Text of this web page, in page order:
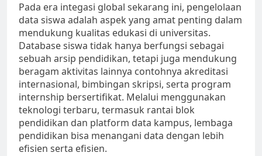
Pada era integasi global sekarang ini, pengelolaan
data siswa adalah aspek yang amat penting dalam
mendukung kualitas edukasi di universitas.
Database siswa tidak hanya berfungsi sebagai
sebuah arsip pendidikan, tetapi juga mendukung
beragam aktivitas lainnya contohnya akreditasi
internasional, bimbingan skripsi, serta program
internship bersertifikat. Melalui menggunakan
teknologi terbaru, termasuk rantai blok
pendidikan dan platform data kampus, lembaga
pendidikan bisa menangani data dengan lebih
efisien serta efisien.